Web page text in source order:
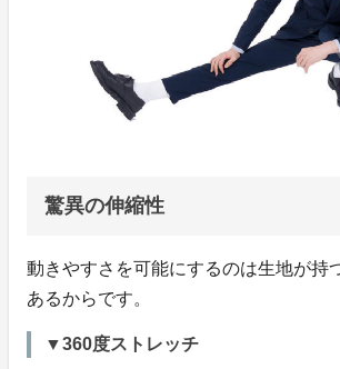
驚異の伸縮性
動きやすさを可能にするのは生地が持
あるからです。
▼360度ストレッチ